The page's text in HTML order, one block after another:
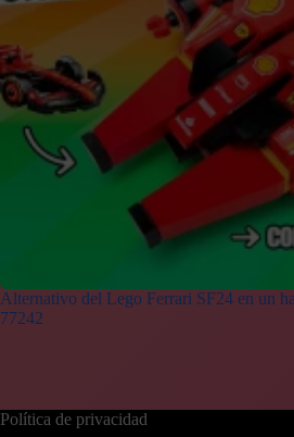
Alternativo del Lego Ferrari SF24 en un
77242
Política de privacidad